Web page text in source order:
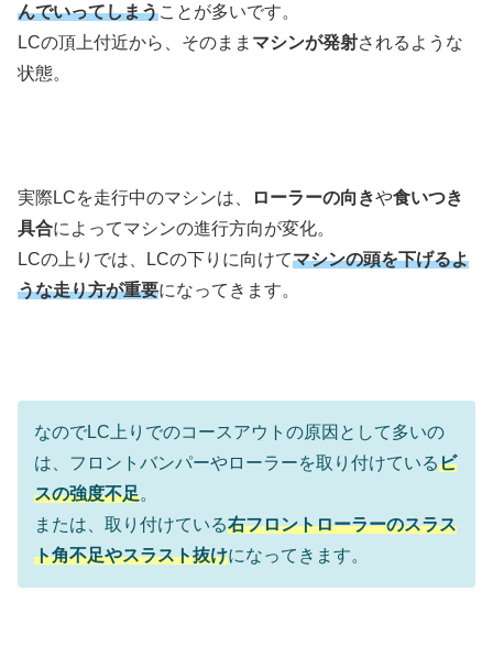
んでいってしまうことが多いです。
LCの頂上付近から、そのまま マシンが発射されるような
状態。
実際LCを走行中のマシンは、 ローラーの向きや食いつき
具合によってマシンの進行方向が変化。
LCの上りでは、LCの下りに向けてマシンの頭を下げるよ
うな走り方が重要になってきます。
なのでLC上りでのコースアウトの原因として多いの
は、フロントバンパーやローラーを取り付けているビ
スの強度不足。
または、取り付けている右フロントローラーのスラス
ト角不足やスラスト抜けになってきます。